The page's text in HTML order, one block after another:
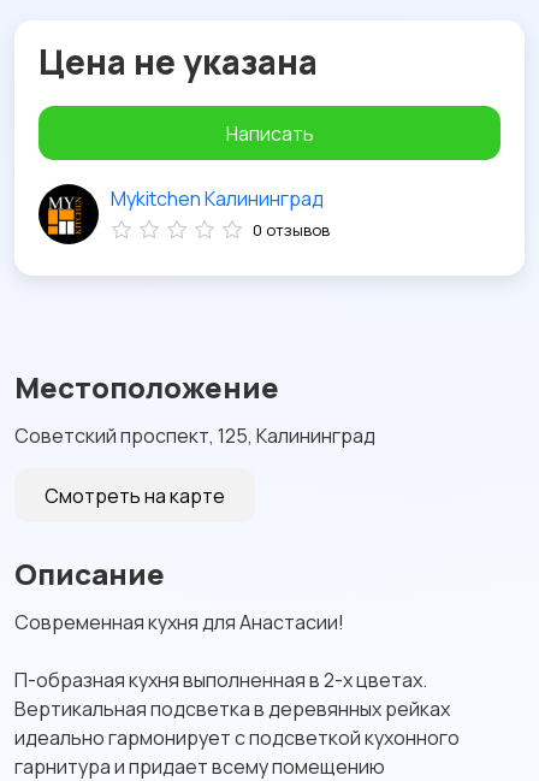
Местоположение
Советский проспект, 125, Калининград
Смотреть на карте
Описание
Современная кухня для Анастасии!
П-образная кухня выполненная в 2-х цветах.
Вертикальная подсветка в деревянных рейках
идеально гармонирует с подсветкой кухонного
гарнитура и придает всему помещению
Цена не указана
Написать
Mykitchen Калининград
0 отзывов